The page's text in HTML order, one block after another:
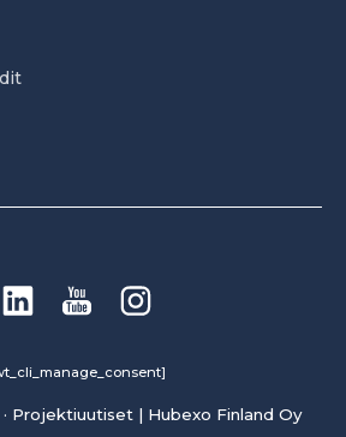
Projektiuutiset | Hubexo Finland Oy